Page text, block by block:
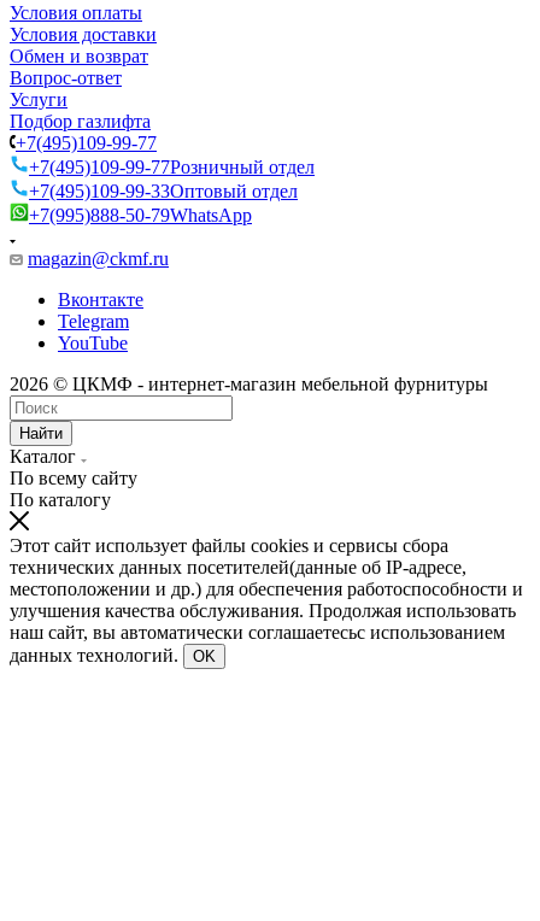
Условия оплаты
Условия доставки
Обмен и возврат
Вопрос-ответ
Услуги
Подбор газлифта
+7(495)109-99-77
+7(495)109-99-77Розничный отдел
+7(495)109-99-33Оптовый отдел
+7(995)888-50-79WhatsApp
magazin@ckmf.ru
Вконтакте
Telegram
YouTube
2026 © ЦКМФ - интернет-магазин мебельной фурнитуры
Найти
Каталог
По всему сайту
По каталогу
Этот сайт использует файлы cookies и сервисы сбора
технических данных посетителей(данные об IP-адресе,
местоположении и др.) для обеспечения работоспособности и
улучшения качества обслуживания. Продолжая использовать
наш сайт, вы автоматически соглашаетесьс использованием
данных технологий.
OK